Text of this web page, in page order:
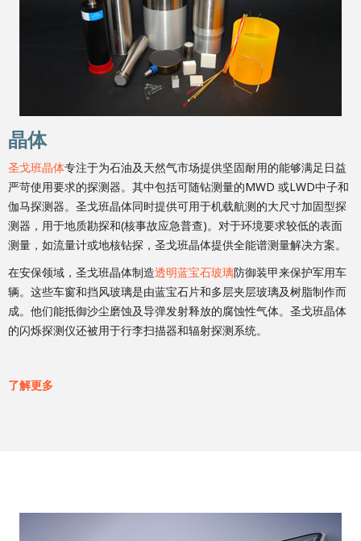
晶体
圣戈班晶体专注于为石油及天然气市场提供坚固耐用的能够满足日益
严苛使用要求的探测器。其中包括可随钻测量的MWD 或LWD中子和
伽马探测器。圣戈班晶体同时提供可用于机载航测的大尺寸加固型探
测器，用于地质勘探和(核事故应急普查)。对于环境要求较低的表面
测量，如流量计或地核钻探，圣戈班晶体提供全能谱测量解决方案。
在安保领域，圣戈班晶体制造透明蓝宝石玻璃防御装甲来保护军用车
辆。这些车窗和挡风玻璃是由蓝宝石片和多层夹层玻璃及树脂制作而
成。他们能抵御沙尘磨蚀及导弹发射释放的腐蚀性气体。圣戈班晶体
的闪烁探测仪还被用于行李扫描器和辐射探测系统。
了解更多